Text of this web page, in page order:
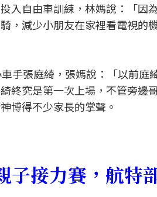
入自由車訓練，林媽說：「因
，減少小朋友在家裡看電視的
手張庭綺，張媽說：「以前庭
終究是第一次上場，不管旁邊
博得不少家長的掌聲。
子接力賽，航特